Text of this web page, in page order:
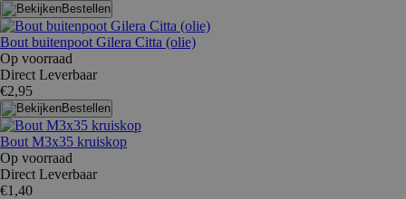
Bestellen
Bout buitenpoot Gilera Citta (olie)
Op voorraad
Direct Leverbaar
€2,95
Bestellen
Bout M3x35 kruiskop
Op voorraad
Direct Leverbaar
€1,40